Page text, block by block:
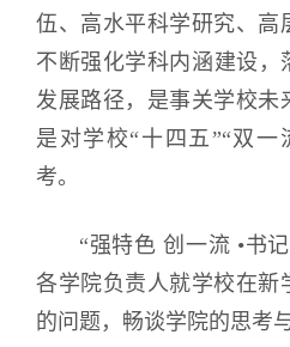
伍、高水平科学研究、高
不断强化学科内涵建设，
发展路径，是事关学校未
是对学校“十四五”“双
考。
“强特色 创一流 •书
各学院负责人就学校在新
的问题，畅谈学院的思考